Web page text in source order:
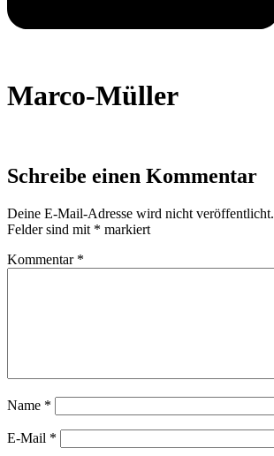
Marco-Müller
Schreibe einen Kommentar
Deine E-Mail-Adresse wird nicht veröffentlicht.
Felder sind mit * markiert
Kommentar *
Name *
E-Mail *